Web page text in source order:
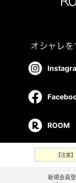
ROOM
【注意
新規会員